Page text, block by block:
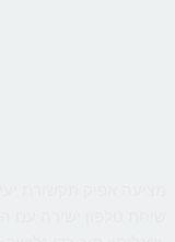
שיחת טלפון ישירה עם